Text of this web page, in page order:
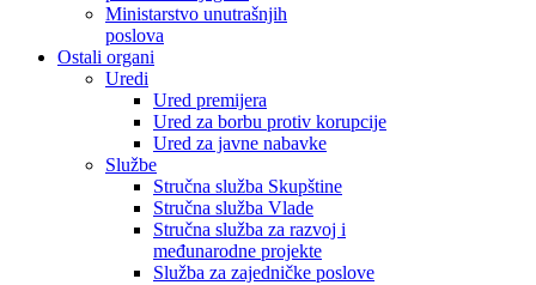
Ministarstvo unutrašnjih
poslova
Ostali organi
Uredi
Ured premijera
Ured za borbu protiv korupcije
Ured za javne nabavke
Službe
Stručna služba Skupštine
Stručna služba Vlade
Stručna služba za razvoj i
međunarodne projekte
Služba za zajedničke poslove